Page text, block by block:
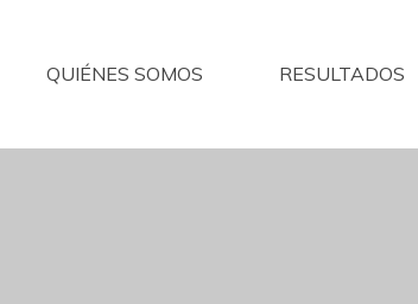
QUIÉNES SOMOS RESULTADOS